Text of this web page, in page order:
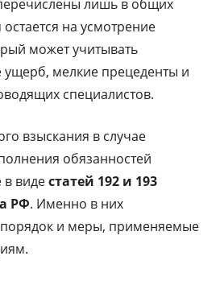
лишь в общих
остается на усмотрение
может учитывать
мелкие прецеденты и
специалистов.
взыскания в случае
обязанностей
в видестатей 192 и 193
РФ. Именно в них
порядок и меры, применяемые